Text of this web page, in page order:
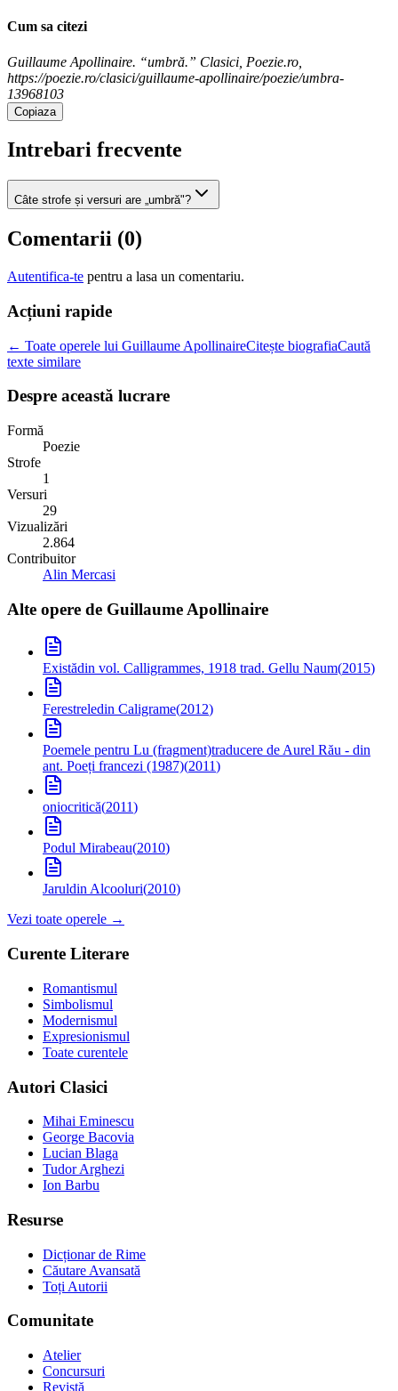
Cum sa citezi
Guillaume Apollinaire. “umbră.” Clasici, Poezie.ro,
https://poezie.ro/clasici/guillaume-apollinaire/poezie/umbra-
13968103
Copiaza
Intrebari frecvente
Câte strofe și versuri are „umbră"?
Comentarii (0)
Autentifica-te pentru a lasa un comentariu.
Acțiuni rapide
← Toate operele lui Guillaume ApollinaireCitește biografiaCaută
texte similare
Despre această lucrare
Formă
Poezie
Strofe
1
Versuri
29
Vizualizări
2.864
Contribuitor
Alin Mercasi
Alte opere de Guillaume Apollinaire
Existădin vol. Calligrammes, 1918 trad. Gellu Naum(2015)
Ferestreledin Caligrame(2012)
Poemele pentru Lu (fragment)traducere de Aurel Rău - din
ant. Poeți francezi (1987)(2011)
oniocritică(2011)
Podul Mirabeau(2010)
Jaruldin Alcooluri(2010)
Vezi toate operele →
Curente Literare
Romantismul
Simbolismul
Modernismul
Expresionismul
Toate curentele
Autori Clasici
Mihai Eminescu
George Bacovia
Lucian Blaga
Tudor Arghezi
Ion Barbu
Resurse
Dicționar de Rime
Căutare Avansată
Toți Autorii
Comunitate
Atelier
Concursuri
Revistă